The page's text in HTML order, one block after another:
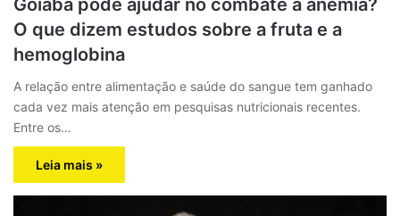
Goiaba pode ajudar no combate à anemia?
O que dizem estudos sobre a fruta e a
hemoglobina
A relação entre alimentação e saúde do sangue tem ganhado
cada vez mais atenção em pesquisas nutricionais recentes.
Entre os…
Leia mais »